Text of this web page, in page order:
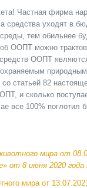
Частная фирма
средства уходят в
тем обильнее
ООПТ можно
ООПТ
природным
статьей 82
и сколько
все 100% поглотил
мира от
от 8 июня 2020
мира от